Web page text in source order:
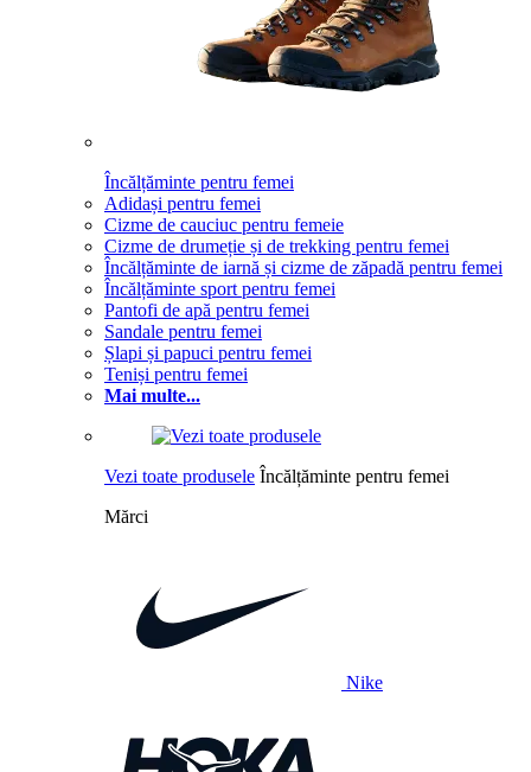
Încălțăminte pentru femei
Adidași pentru femei
Cizme de cauciuc pentru femeie
Cizme de drumeție și de trekking pentru femei
Încălțăminte de iarnă și cizme de zăpadă pentru femei
Încălțăminte sport pentru femei
Pantofi de apă pentru femei
Sandale pentru femei
Șlapi și papuci pentru femei
Teniși pentru femei
Mai multe...
Vezi toate produsele Încălțăminte pentru femei
Mărci
Nike